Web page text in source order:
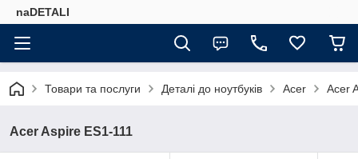
naDETALI
Товари та послуги Деталі до ноутбуків Acer Acer
Acer Aspire ES1-111